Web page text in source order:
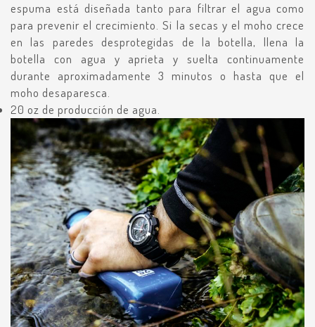
espuma está diseñada tanto para filtrar el agua como
para prevenir el crecimiento. Si la secas y el moho crece
en las paredes desprotegidas de la botella, llena la
botella con agua y aprieta y suelta continuamente
durante aproximadamente 3 minutos o hasta que el
moho desaparesca.
20 oz de producción de agua.